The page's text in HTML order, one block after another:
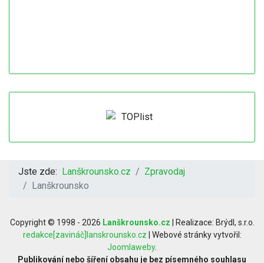
Jste zde: Lanškrounsko.cz
Zpravodaj
Lanškrounsko
Copyright © 1998 - 2026 Lanškrounsko.cz
| Realizace: Brýdl, s.r.o.
redakce[zavináč]lanskrounsko.cz | Webové stránky vytvořil:
Joomlaweby.
Publikování nebo šíření obsahu je bez písemného souhlasu